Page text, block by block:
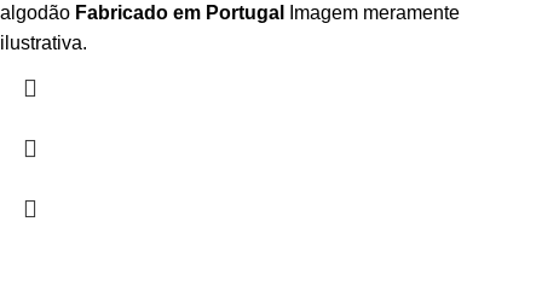
algodão Fabricado em Portugal
Imagem meramente
ilustrativa.